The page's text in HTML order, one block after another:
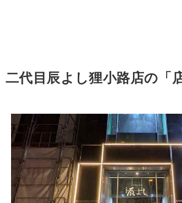
二代目辰よし狸小路店の「